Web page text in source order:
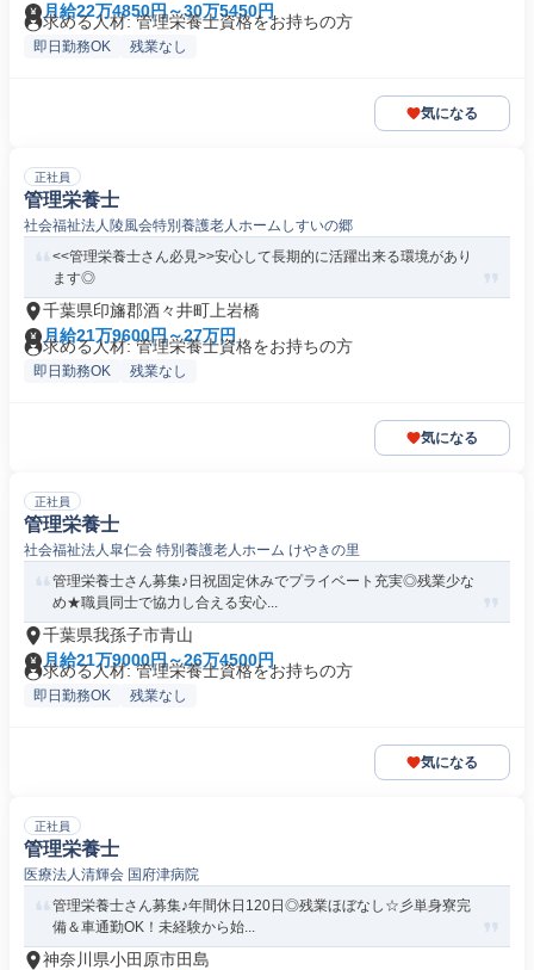
月給22万4850円～30万5450円
求める人材: 管理栄養士資格をお持ちの方
即日勤務OK 残業なし
気になる
正社員
管理栄養士
社会福祉法人陵風会特別養護老人ホームしすいの郷
<<管理栄養士さん必見>>安心して長期的に活躍出来る環境があり
ます◎
千葉県印旛郡酒々井町上岩橋
月給21万9600円～27万円
求める人材: 管理栄養士資格をお持ちの方
即日勤務OK 残業なし
気になる
正社員
管理栄養士
社会福祉法人皐仁会 特別養護老人ホーム けやきの里
管理栄養士さん募集♪日祝固定休みでプライベート充実◎残業少な
め★職員同士で協力し合える安心...
千葉県我孫子市青山
月給21万9000円～26万4500円
求める人材: 管理栄養士資格をお持ちの方
即日勤務OK 残業なし
気になる
正社員
管理栄養士
医療法人清輝会 国府津病院
管理栄養士さん募集♪年間休日120日◎残業ほぼなし☆彡単身寮完
備＆車通勤OK！未経験から始...
神奈川県小田原市田島